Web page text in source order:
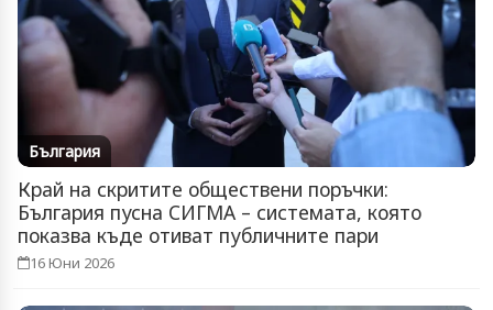
България
Край на скритите обществени поръчки:
България пусна СИГМА – системата, която
показва къде отиват публичните пари
16 Юни 2026